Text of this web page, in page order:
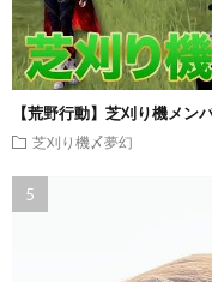
【荒野行動】芝刈り機メン
芝刈り機〆夢幻